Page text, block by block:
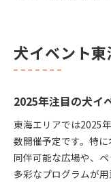
犬イベント
2025年注目の犬イ
東海エリアでは2025
数開催予定です。特
同伴可能な広場や、
多彩なプログラムが